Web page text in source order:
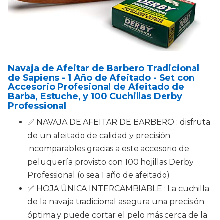
Navaja de Afeitar de Barbero Tradicional
de Sapiens - 1 Año de Afeitado - Set con
Accesorio Profesional de Afeitado de
Barba, Estuche, y 100 Cuchillas Derby
Professional
✅ NAVAJA DE AFEITAR DE BARBERO : disfruta
de un afeitado de calidad y precisión
incomparables gracias a este accesorio de
peluquería provisto con 100 hojillas Derby
Professional (o sea 1 año de afeitado)
✅ HOJA ÚNICA INTERCAMBIABLE : La cuchilla
de la navaja tradicional asegura una precisión
óptima y puede cortar el pelo más cerca de la